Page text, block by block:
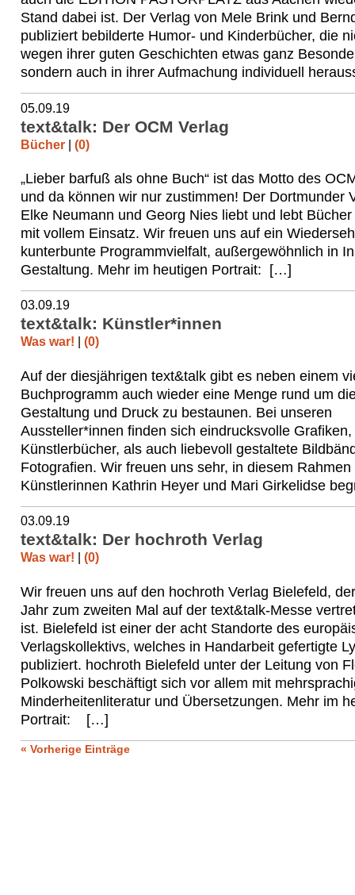
Stand dabei ist. Der Verlag von Mele Brink und
publiziert bebilderte Humor- und Kinderbücher, die
wegen ihrer guten Geschichten etwas ganz
sondern auch in ihrer Aufmachung individuell
05.09.19
text&talk: Der OCM Verlag
Bücher | (0)
„Lieber barfuß als ohne Buch“ ist das Motto des
und da können wir nur zustimmen! Der Dortmunder
Elke Neumann und Georg Nies liebt und lebt
mit vollem Einsatz. Wir freuen uns auf ein
kunterbunte Programmvielfalt, außergewöhnlich in
Gestaltung. Mehr im heutigen Portrait: […]
03.09.19
text&talk: Künstler*innen
Was war! (0)
Auf der diesjährigen text&talk gibt es neben einem
Buchprogramm auch wieder eine Menge rund um
Gestaltung und Druck zu bestaunen. Bei unseren
Aussteller*innen finden sich eindrucksvolle
Künstlerbücher, als auch liebevoll gestaltete
Fotografien. Wir freuen uns sehr, in diesem Rahmen
Künstlerinnen Kathrin Heyer und Mari Girkelidse
03.09.19
text&talk: Der hochroth Verlag
Was war! (0)
Wir freuen uns auf den hochroth Verlag Bielefeld,
Jahr zum zweiten Mal auf der text&talk-Messe
ist. Bielefeld ist einer der acht Standorte des
Verlagskollektivs, welches in Handarbeit gefertigte
publiziert. hochroth Bielefeld unter der Leitung von
Polkowski beschäftigt sich vor allem mit
Minderheitenliteratur und Übersetzungen. Mehr im
Portrait: […]
« Vorherige Einträge